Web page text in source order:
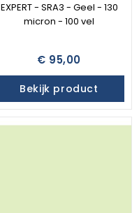
EXPERT - SRA3 - Geel - 130
micron - 100 vel
€ 95,00
Bekijk product